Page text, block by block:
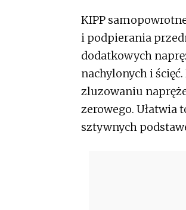
KIPP
i podpierania
dodatkowych
nachylonych i
zluzowaniu
zerowego. Ułatwia
sztywnych